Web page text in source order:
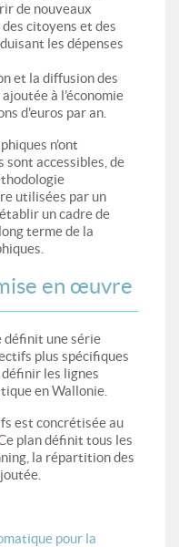
de nouveaux
citoyens et des
les dépenses
et la diffusion des
à l’économie
d'euros par an.
n’ont
sont accessibles, de
utilisées par un
un cadre de
terme de la
en œuvre
définit une série
plus spécifiques
les lignes
en Wallonie.
est concrétisée au
Ce plan définit tous les
la répartition des
pour la